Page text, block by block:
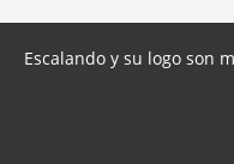
Escalando y su logo son